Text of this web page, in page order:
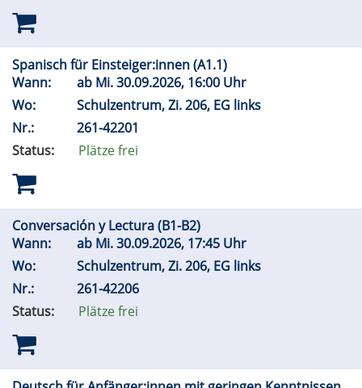
Spanisch für Einsteiger:innen (A1.1)
Wann:
ab Mi.30.09.2026, 16:00 Uhr
Wo:
Schulzentrum, Zi. 206, EG links
Nr.:
261-42201
Status:
Plätze frei
Conversación y Lectura (B1-B2)
Wann:
ab Mi.30.09.2026, 17:45 Uhr
Wo:
Schulzentrum, Zi. 206, EG links
Nr.:
261-42206
Status:
Plätze frei